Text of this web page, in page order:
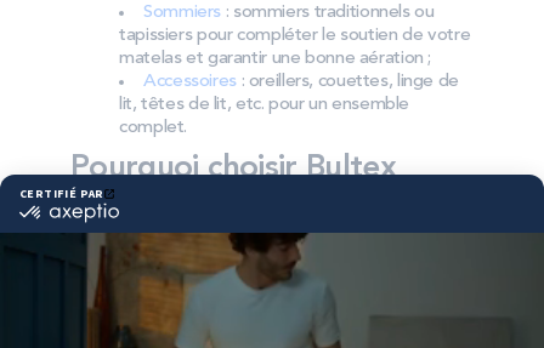
Sommiers : sommiers traditionnels ou
tapissiers pour compléter le soutien de votre
matelas et garantir une bonne aération ;
Accessoires: oreillers, couettes, linge de
lit, têtes de lit, etc. pour un ensemble
complet.
Pourquoi choisir Bultex
comme literie ?
Bultex est l’une des marques de literie les plus
détenues par les Français*. Son savoir‑faire
reconnu guide la conception de matelas pensés
pour durer.
Chaque dormeur a son confort. Les technologies